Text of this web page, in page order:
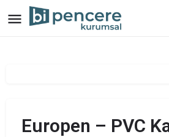
Europen – PVC